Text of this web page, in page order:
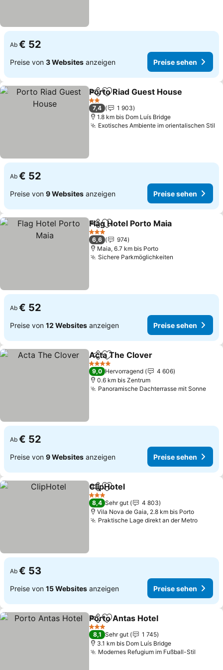
Ab € 52
Preise von 3 Websites anzeigen Preise sehen
TeilenZu Favoriten hinzufügen
Porto Riad Guest House
2 Sterne
7,4
1 903
1.8 km bis Dom Luís Bridge
Exotisches Ambiente im orientalischen Stil
Ab € 52
Preise von 9 Websites anzeigen Preise sehen
TeilenZu Favoriten hinzufügen
Flag Hotel Porto Maia
3 Sterne
6,6
974
Maia, 6.7 km bis Porto
Sichere Parkmöglichkeiten
Ab € 52
Preise von 12 Websites anzeigen Preise sehen
TeilenZu Favoriten hinzufügen
Acta The Clover
4 Sterne
9,0 Hervorragend
4 606
0.6 km bis Zentrum
Panoramische Dachterrasse mit Sonne
Ab € 52
Preise von 9 Websites anzeigen Preise sehen
TeilenZu Favoriten hinzufügen
ClipHotel
3 Sterne
8,4 Sehr gut
4 803
Vila Nova de Gaia, 2.8 km bis Porto
Praktische Lage direkt an der MetroPreise
Ab € 53
Preise von 15 Websites anzeigen Preise sehen
TeilenZu Favoriten hinzufügen
Porto Antas Hotel
3 Sterne
8,1 Sehr gut
1 745
3.1 km bis Dom Luís Bridge
Modernes Refugium im Fußball-Stil